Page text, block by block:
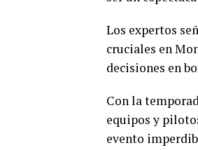
Los expertos
cruciales en
decisiones en
Con la
equipos y
evento